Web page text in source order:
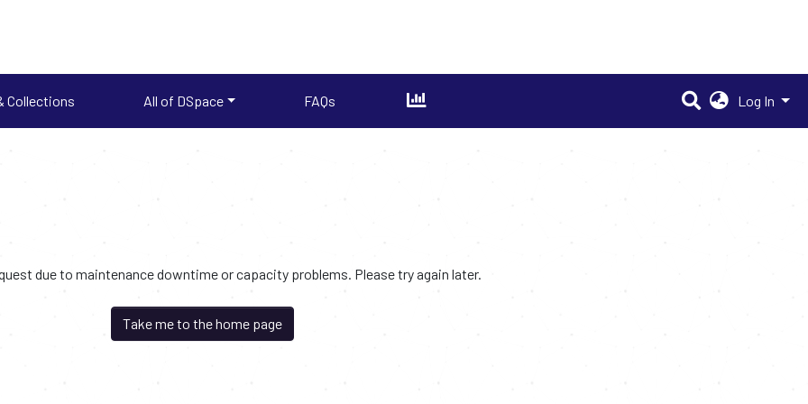
Collections All of DSpace FAQs Log In
due to maintenance downtime or capacity problems. Please try again later.
Take me to the home page